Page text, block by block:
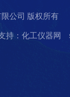
公司 版权所有
持：化工仪器网